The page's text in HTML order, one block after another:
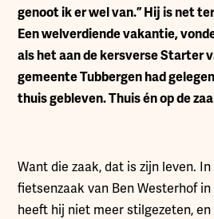
genoot ik er wel van.” Hij is net
Een welverdiende vakantie,
als het aan de kersverse Starter
gemeente Tubbergen had
thuis gebleven. Thuis én op de
Want die zaak, dat is zijn leven. In
fietsenzaak van Ben Westerhof in
heeft hij niet meer stilgezeten,